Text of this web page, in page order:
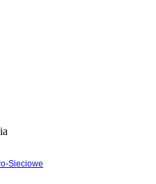
Sieciowe